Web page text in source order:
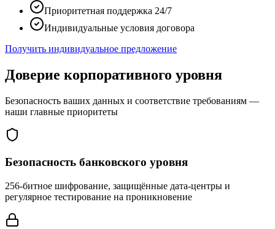
Приоритетная поддержка 24/7
Индивидуальные условия договора
Получить индивидуальное предложение
Доверие корпоративного уровня
Безопасность ваших данных и соответствие требованиям —
наши главные приоритеты
Безопасность банковского уровня
256-битное шифрование, защищённые дата-центры и
регулярное тестирование на проникновение